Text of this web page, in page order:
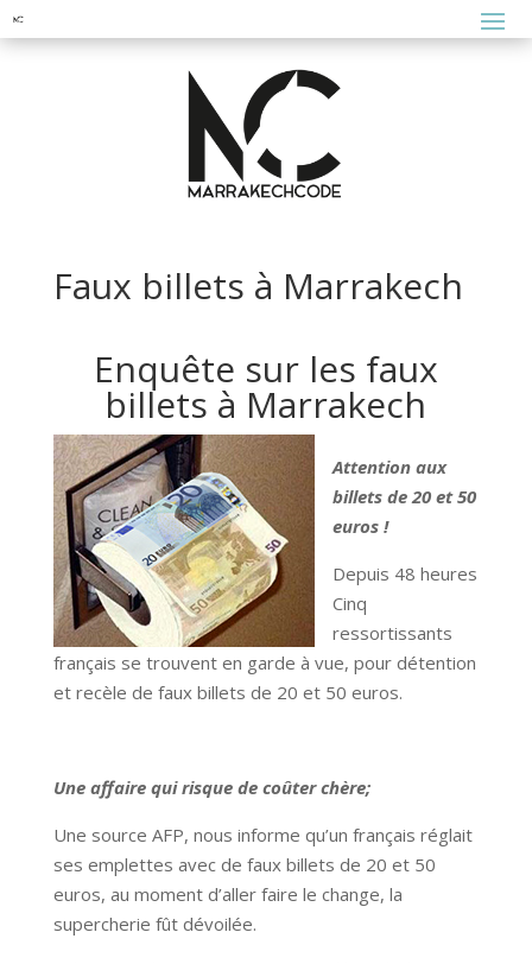
Faux billets à Marrakech
Enquête sur les faux
billets à Marrakech
Attention aux
billets de 20 et 50
euros !
Depuis 48 heures
Cinq
ressortissants
français se trouvent en garde à vue, pour détention
et recèle de faux billets de 20 et 50 euros.
Une affaire qui risque de coûter chère;
Une source AFP, nous informe qu’un français réglait
ses emplettes avec de faux billets de 20 et 50
euros, au moment d’aller faire le change, la
supercherie fût dévoilée.